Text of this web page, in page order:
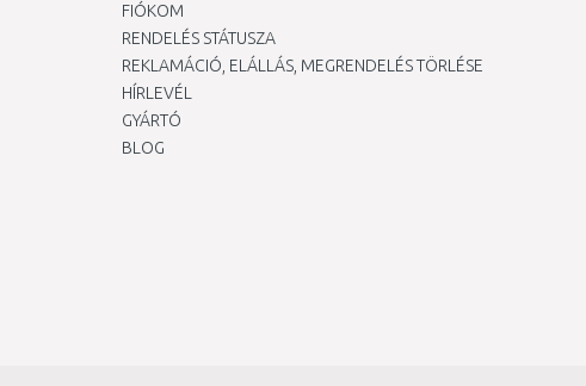
FIÓKOM
RENDELÉS STÁTUSZA
REKLAMÁCIÓ, ELÁLLÁS, MEGRENDELÉS TÖRLÉSE
HÍRLEVÉL
GYÁRTÓ
BLOG